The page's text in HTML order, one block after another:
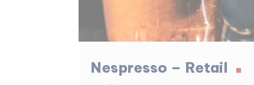
Nespresso – Retail